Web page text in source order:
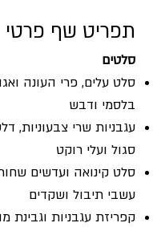
תפריט שף פרטי
סלטים
סלט עלים, פרי העונה
בלסמי ודבש
עגבניות שרי צבעוניות,
סגול ועלי רוקט
סלט קינואה ועדשים
עשבי תיבול ושקדים
קפריזת עגבניות וגבינת